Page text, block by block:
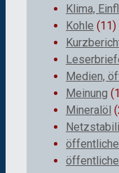
Klima,
Kohle (11)
Medien,
Meinung
Mineralöl
öffentliche
öffentliche